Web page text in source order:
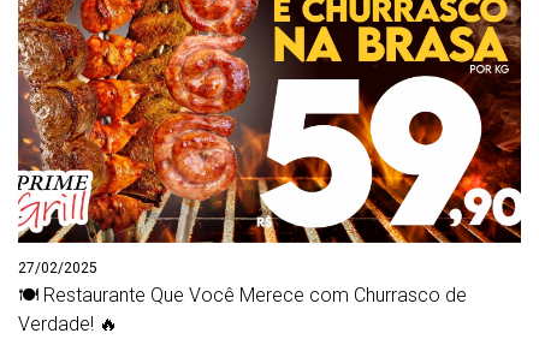
27/02/2025
🍽️ Restaurante Que Você Merece com Churrasco de
Verdade! 🔥